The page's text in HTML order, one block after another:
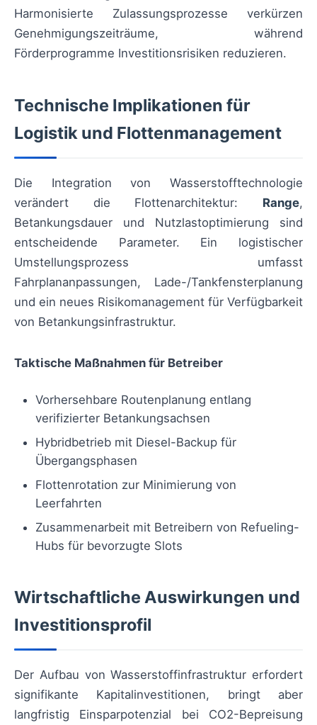
Harmonisierte Zulassungsprozesse verkürzen
Genehmigungszeiträume, während
Förderprogramme Investitionsrisiken reduzieren.
Technische Implikationen für
Logistik und Flottenmanagement
Die Integration von Wasserstofftechnologie
verändert die Flottenarchitektur: Range,
Betankungsdauer und Nutzlastoptimierung sind
entscheidende Parameter. Ein logistischer
Umstellungsprozess umfasst
Fahrplananpassungen, Lade-/Tankfensterplanung
und ein neues Risikomanagement für Verfügbarkeit
von Betankungsinfrastruktur.
Taktische Maßnahmen für Betreiber
Vorhersehbare Routenplanung entlang
verifizierter Betankungsachsen
Hybridbetrieb mit Diesel-Backup für
Übergangsphasen
Flottenrotation zur Minimierung von
Leerfahrten
Zusammenarbeit mit Betreibern von Refueling-
Hubs für bevorzugte Slots
Wirtschaftliche Auswirkungen und
Investitionsprofil
Der Aufbau von Wasserstoffinfrastruktur erfordert
signifikante Kapitalinvestitionen, bringt aber
langfristig Einsparpotenzial bei CO2-Bepreisung